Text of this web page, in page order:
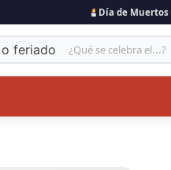
Día de Muertos·
feriado